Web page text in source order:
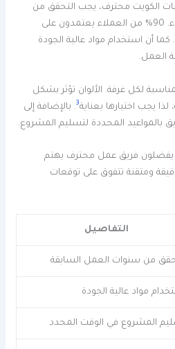
الكويت محترف، يجب التحقق من
خبرته السابقة وتقييمات العملاء. 90% من العملاء يعتمدون على
. كما أن استخدام مواد عالية الجودة
العمل.
لكل غرفة. الألوان تؤثر بشكل
يجب اختيارها بعناية3. بالإضافة إلى
بالمواعيد المحددة لتسليم المشروع.
من العملاء يفضلون فريق عمل محترف يهتم
ومتقنة تتفوق على توقعات
التفاصيل
من سنوات العمل السابقة
مواد عالية الجودة
المشروع في الوقت المحدد